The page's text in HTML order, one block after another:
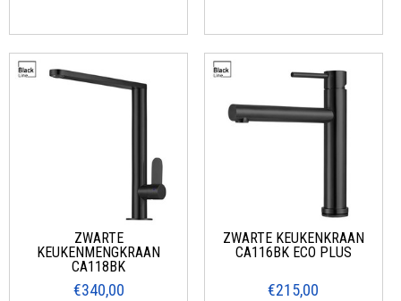
ZWARTE
KEUKENMENGKRAAN
CA118BK
€340,00
ZWARTE KEUKENKRAAN
CA116BK ECO PLUS
€215,00